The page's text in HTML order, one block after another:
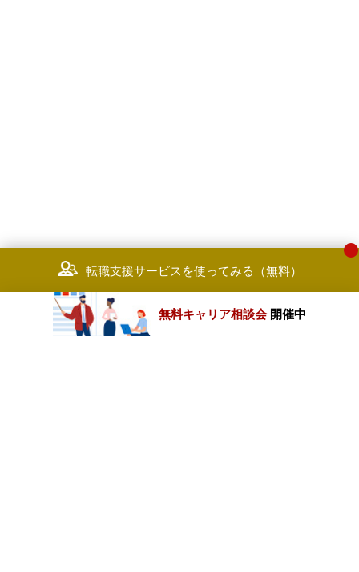
転職支援サービスを使ってみる（無料）
無料キャリア相談会 開催中